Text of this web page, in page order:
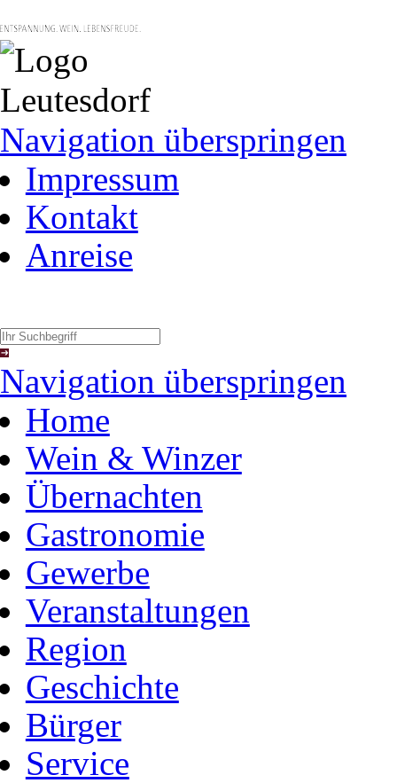
Navigation überspringen
Impressum
Kontakt
Anreise
Navigation überspringen
Home
Wein & Winzer
Übernachten
Gastronomie
Gewerbe
Veranstaltungen
Region
Geschichte
Bürger
Service